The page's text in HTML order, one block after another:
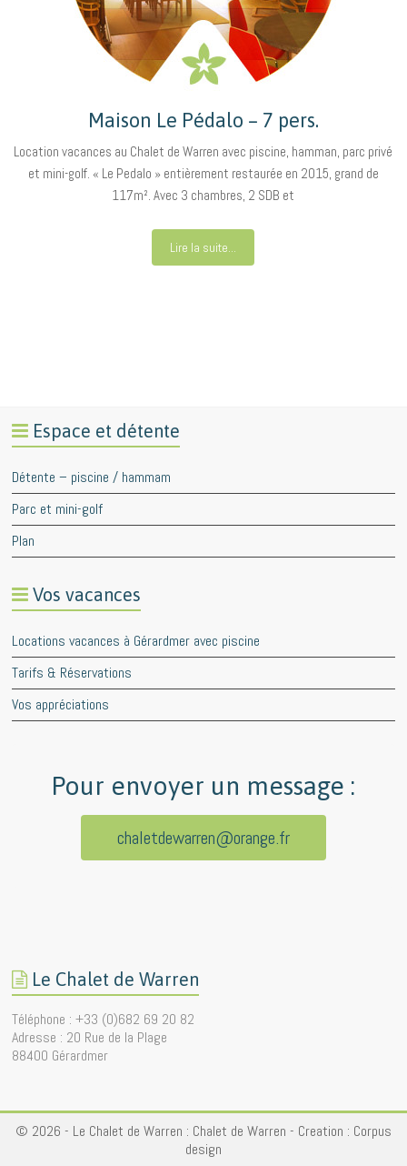
Maison Le Pédalo – 7 pers.
Location vacances au Chalet de Warren avec piscine, hamman, parc privé
et mini-golf. « Le Pedalo » entièrement restaurée en 2015, grand de
117m². Avec 3 chambres, 2 SDB et
Lire la suite...
Espace et détente
Détente – piscine / hammam
Parc et mini-golf
Plan
Vos vacances
Locations vacances à Gérardmer avec piscine
Tarifs & Réservations
Vos appréciations
Pour envoyer un message :
chaletdewarren@orange.fr
Le Chalet de Warren
Téléphone : +33 (0)682 69 20 82
Adresse : 20 Rue de la Plage
88400 Gérardmer
© 2026 - Le Chalet de Warren : Chalet de Warren - Creation : Corpus
design